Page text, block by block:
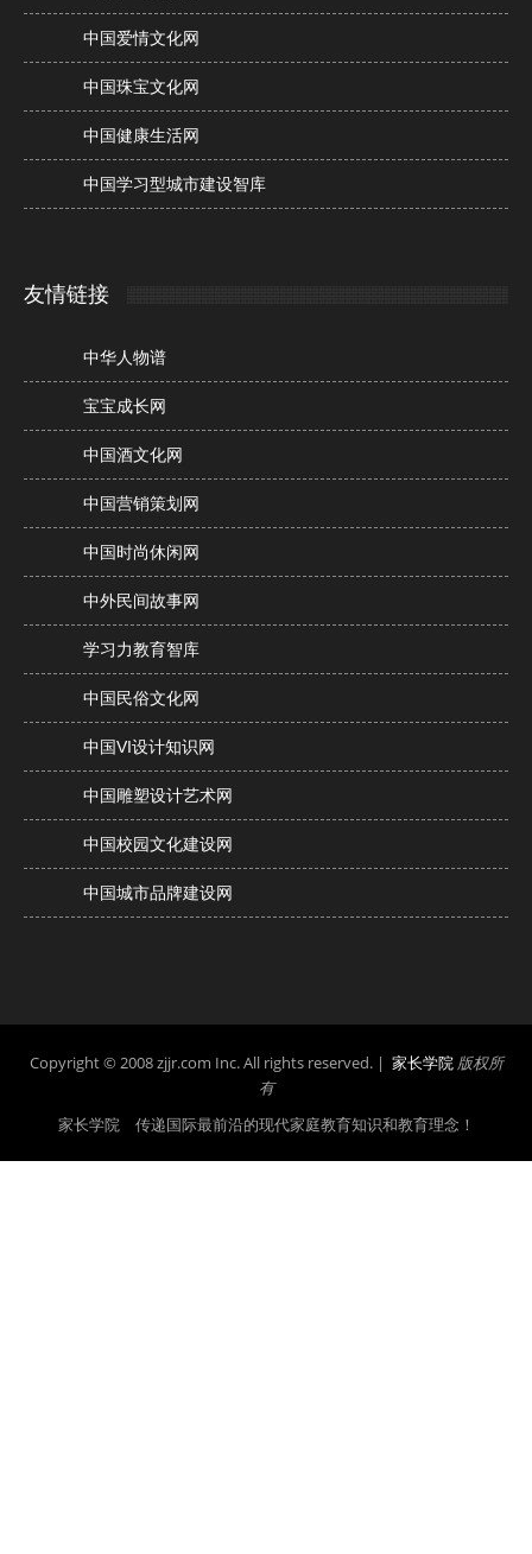
中国爱情文化网
中国珠宝文化网
中国健康生活网
中国学习型城市建设智库
友情链接
中华人物谱
宝宝成长网
中国酒文化网
中国营销策划网
中国时尚休闲网
中外民间故事网
学习力教育智库
中国民俗文化网
中国VI设计知识网
中国雕塑设计艺术网
中国校园文化建设网
中国城市品牌建设网
Copyright © 2008 zjjr.com Inc. All rights reserved. | 家长学院 版权所
有
家长学院 传递国际最前沿的现代家庭教育知识和教育理念！